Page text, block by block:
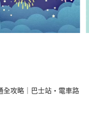
全攻略｜巴士站・電車路